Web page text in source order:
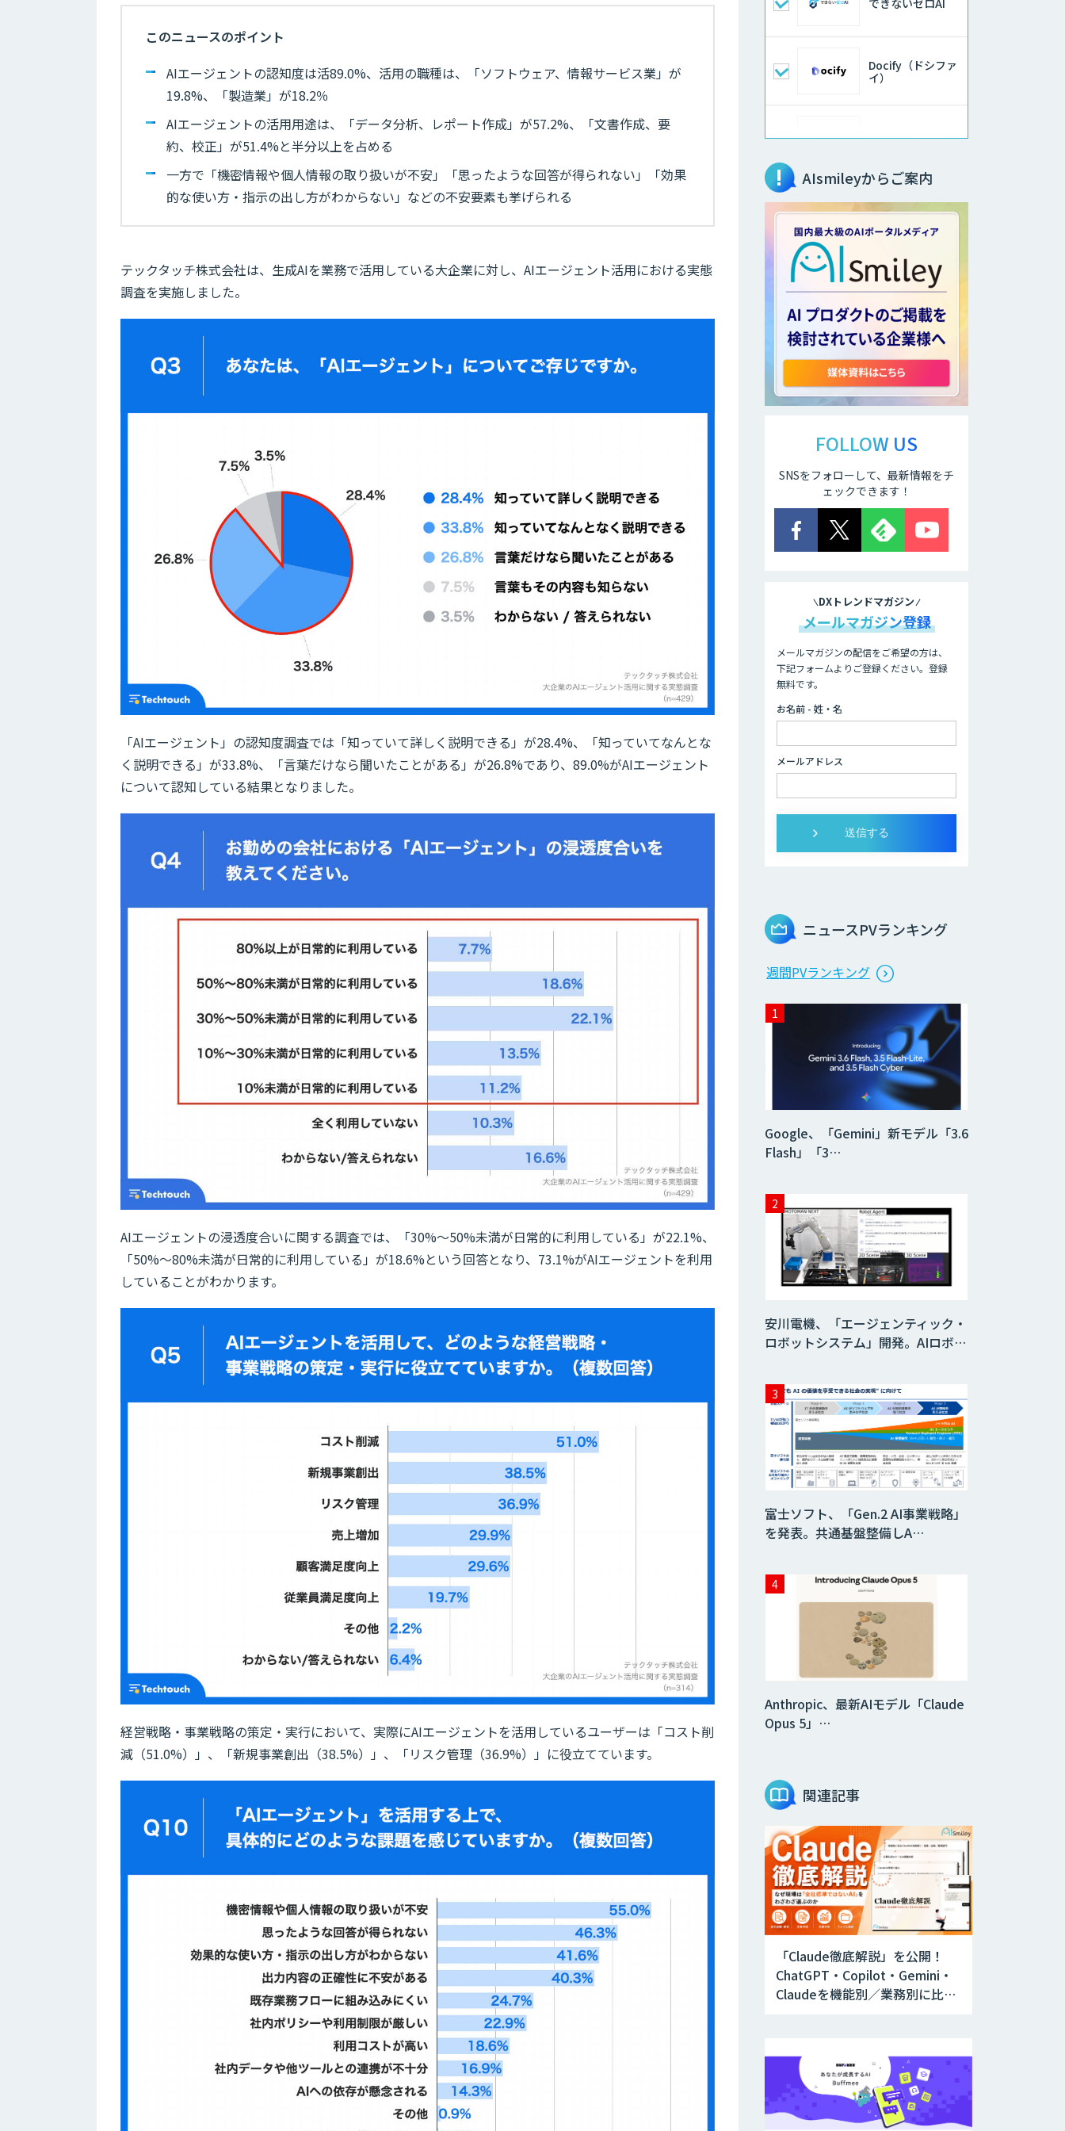
このニュースのポイント
AIエージェントの認知度は活89.0%、活用の職種は、「ソフトウェア、情報サービス業」が
19.8%、「製造業」が18.2％
AIエージェントの活用用途は、「データ分析、レポート作成」が57.2%、「文書作成、要
約、校正」が51.4%と半分以上を占める
一方で「機密情報や個人情報の取り扱いが不安」「思ったような回答が得られない」「効果
的な使い方・指示の出し方がわからない」などの不安要素も挙げられる
テックタッチ株式会社は、生成AIを業務で活用している大企業に対し、AIエージェント活用における実態
調査を実施しました。
「AIエージェント」の認知度調査では「知っていて詳しく説明できる」が28.4%、「知っていてなんとな
く説明できる」が33.8%、「言葉だけなら聞いたことがある」が26.8%であり、89.0%がAIエージェント
について認知している結果となりました。
AIエージェントの浸透度合いに関する調査では、「30%～50%未満が日常的に利用している」が22.1%、
「50%～80%未満が日常的に利用している」が18.6%という回答となり、73.1%がAIエージェントを利用
していることがわかります。
経営戦略・事業戦略の策定・実行において、実際にAIエージェントを活用しているユーザーは「コスト削
減（51.0%）」、「新規事業創出（38.5%）」、「リスク管理（36.9%）」に役立てています。
Docify（ドシファ
イ）
STORM Platform
imprai ezKotae
データ分析エージ
ェント
物品輸出から留学
生・研究者のバッ
動化。輸出管理
AI「TRAFEED」
byGMO
AIR-NEXUS
secondz
ーションを効率化
＜Dify活用＞AIエ
エージェント開発
Explaza 生成AI
Partner｜AIエー
業務特化型AIエー
ジェントの開発支
援「業務AIプロ」
Dify導入支援
SELFBOT AIエ
ージェント
ジェント活用支援
サービス
（知財/FMEA/電気
回路/CAD/外観検
異常検知AI
需要予測＋業務最
適化AIシステム
imprai ezCheck
JAPAN AI HR
DELTA AI AGENT
システム
ニーズを理解する
ント「AI’mON for
展示会」
Web接客を進化さ
WEB」
AIエージェント構
築支援サービス
AIsmileyからご案内
FOLLOW US
SNSをフォローして、最新情報をチ
ェックできます！
DXトレンドマガジン
メールマガジン登録
メールマガジンの配信をご希望の方は、
下記フォームよりご登録ください。登録
無料です。
お名前 - 姓・名
メールアドレス
ニュースPVランキング
週間PVランキング
Google、「Gemini」新モデル「3.6
Flash」「3…
安川電機、「エージェンティック・
ロボットシステム」開発。AIロボ…
富士ソフト、「Gen.2 AI事業戦略」
を発表。共通基盤整備しA…
Anthropic、最新AIモデル「Claude
Opus 5」…
関連記事
「Claude徹底解説」を公開！
ChatGPT・Copilot・Gemini・
Claudeを機能別／業務別に比較